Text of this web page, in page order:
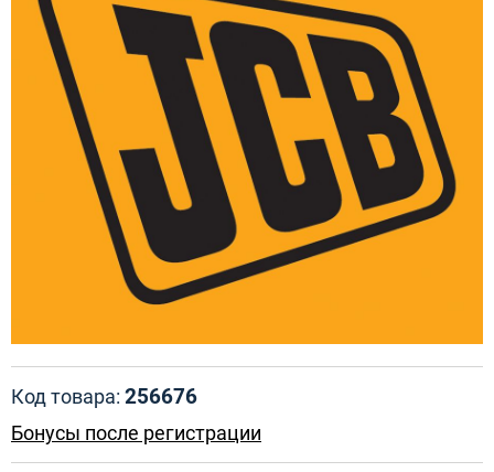
Код товара: 256676
Бонусы после регистрации